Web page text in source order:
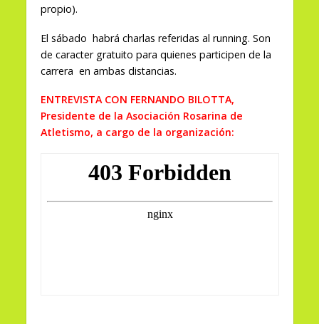
propio).
El sábado habrá charlas referidas al running. Son
de caracter gratuito para quienes participen de la
carrera en ambas distancias.
ENTREVISTA CON FERNANDO BILOTTA,
Presidente de la Asociación Rosarina de
Atletismo, a cargo de la organización: